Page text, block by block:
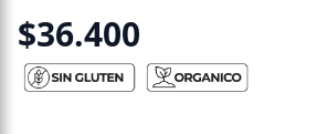
$36.400